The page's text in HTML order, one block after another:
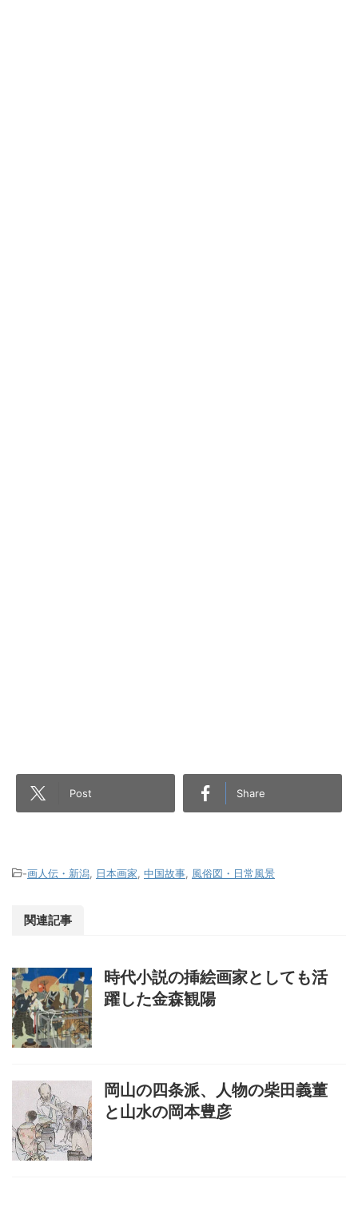
Post Share
-画人伝・新潟 日本画家 中国故事 風俗図・日常風景
関連記事
時代小説の挿絵画家としても活
躍した金森観陽
岡山の四条派、人物の柴田義董
と山水の岡本豊彦